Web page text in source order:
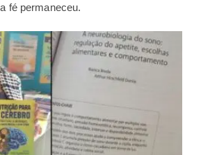
fé permaneceu.